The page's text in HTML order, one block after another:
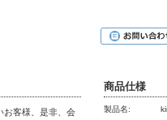
お客様、是非、会
商品仕様
製品名: